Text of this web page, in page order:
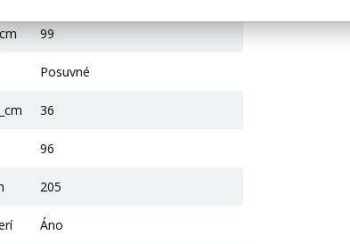
99
Posuvné
36
96
205
Áno